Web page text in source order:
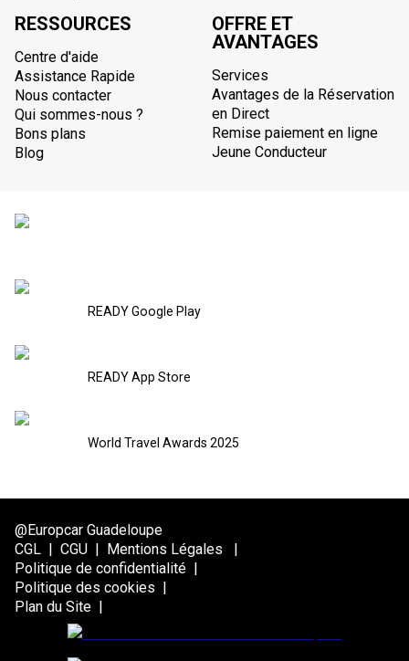
RESSOURCES
Centre d'aide
Assistance Rapide
Nous contacter
Qui sommes-nous ?
Bons plans
Blog
OFFRE ET
AVANTAGES
Services
Avantages de la Réservation
en Direct
Remise paiement en ligne
Jeune Conducteur
READY Google Play
READY App Store
World Travel Awards 2025
@Europcar Guadeloupe
CGL | CGU | Mentions Légales
|
Politique de confidentialité |
Politique des cookies |
Plan du Site |